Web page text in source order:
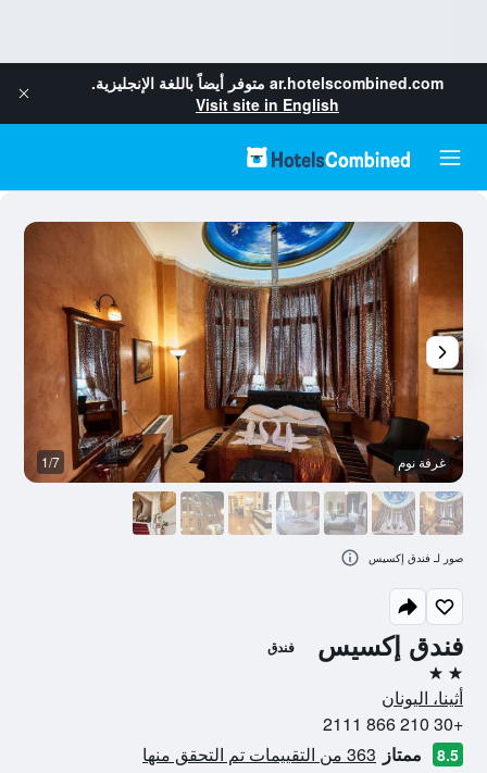
ar.hotelscombined.com متوفر أيضاً باللغة الإنجليزية.
Visit site in English
فندق إكسيس فندق
2 نجمتين
أثينا، اليونان
+30 210 866 2111
8.5 ممتاز 363 من التقييمات تم التحقق منها
غرفة نوم 1/7
صور لـ فندق إكسيس